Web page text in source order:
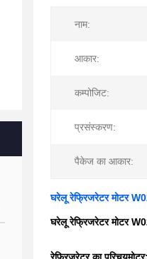
नाम:
आकार:
कम्पोजिट:
प्रसंस्करण:
पैकेज का आकार:
घरेलू रेफ्रिजरेटर मोटर
घरेलू रेफ्रिजरेटर मोटर